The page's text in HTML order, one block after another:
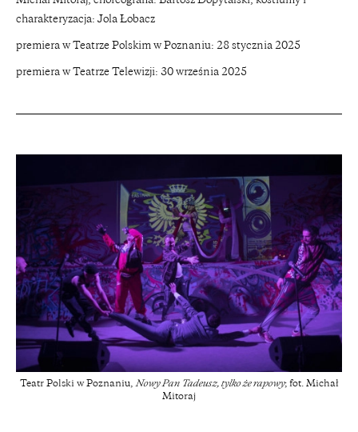
charakteryzacja: Jola Łobacz
premiera w Teatrze Polskim w Poznaniu: 28 stycznia 2025
premiera w Teatrze Telewizji: 30 września 2025
Teatr Polski w Poznaniu, Nowy Pan Tadeusz, tylko że rapowy; fot. Michał
Mitoraj